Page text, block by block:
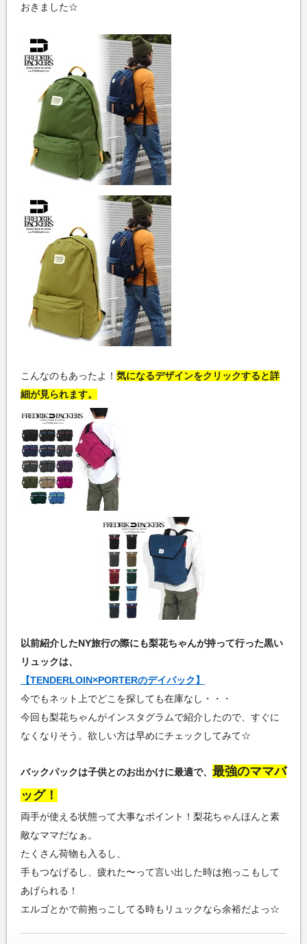
おきました☆
こんなのもあったよ！ 気になるデザインをクリックすると詳
細が見られます。
以前紹介したNY旅行の際にも梨花ちゃんが持って行った黒い
リュックは、
【TENDERLOIN×PORTERのデイパック】
今でもネット上でどこを探しても在庫なし・・・
今回も梨花ちゃんがインスタグラムで紹介したので、すぐに
なくなりそう。欲しい方は早めにチェックしてみて☆
バックパックは子供とのお出かけに最適で、 最強のママバ
ッグ！
両手が使える状態って大事なポイント！梨花ちゃんほんと素
敵なママだなぁ。
たくさん荷物も入るし、
手もつなげるし、疲れた〜って言い出した時は抱っこもして
あげられる！
エルゴとかで前抱っこしてる時もリュックなら余裕だよっ☆